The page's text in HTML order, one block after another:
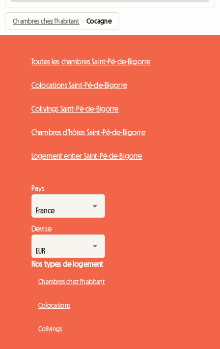
Chambres chez l'habitant › Cocagne
Toutes les chambres Saint-Pé-de-Bigorre
Colocations Saint-Pé-de-Bigorre
Colivings Saint-Pé-de-Bigorre
Chambres d'hôtes Saint-Pé-de-Bigorre
Logement entier Saint-Pé-de-Bigorre
Pays
Devise
Nos types de logement
Chambres chez l'habitant
Colocations
Colivings